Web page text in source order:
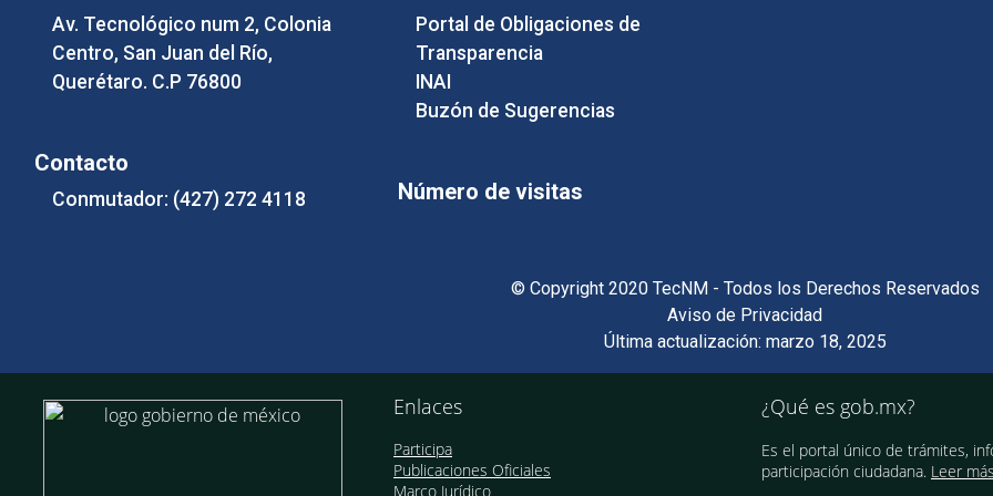
Av. Tecnológico num 2, Colonia
Centro, San Juan del Río,
Querétaro. C.P 76800
Contacto
Conmutador: (427) 272 4118
Portal de Obligaciones de
Transparencia
INAI
Buzón de Sugerencias
Número de visitas
© Copyright 2020 TecNM - Todos los Derechos Reservados
Aviso de Privacidad
Última actualización: marzo 18, 2025
Enlaces
Participa
Publicaciones Oficiales
Marco Jurídico
¿Qué es gob.mx?
Es el portal único de trámites,
participación ciudadana. Leer más